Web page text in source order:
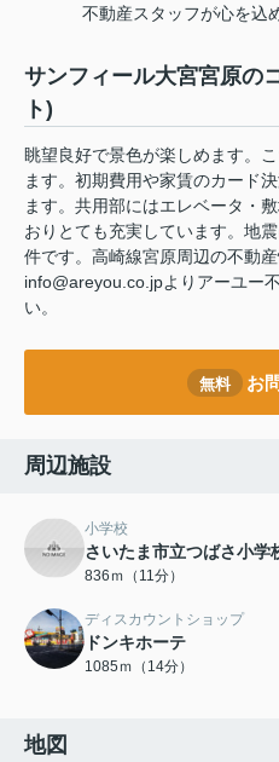
不動産スタッフが心を込
サンフィール大宮宮原の
ト)
眺望良好で景色が楽しめます。
ます。初期費用や家賃のカード
ます。共用部にはエレベータ・
おりとても充実しています。地
件です。高崎線宮原周辺の不動
info@areyou.co.jpよりアーユー
い。
無料 お
周辺施設
小学校
さいたま市立つばさ小学
836ｍ（11分）
ディスカウントショップ
ドンキホーテ
1085ｍ（14分）
地図